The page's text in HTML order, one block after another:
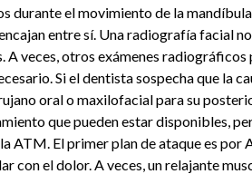
durante el movimiento de la
entre sí. Una radiografía facial
A veces, otros exámenes radiográficos
Si el dentista sospecha que la
oral o maxilofacial para su
que pueden estar disponibles,
ATM. El primer plan de ataque es por
con el dolor. A veces, un relajante